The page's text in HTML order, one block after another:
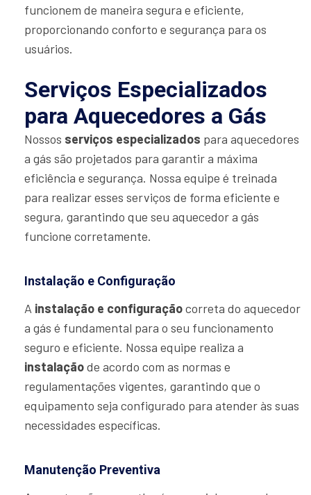
funcionem de maneira segura e eficiente,
proporcionando conforto e segurança para os
usuários.
Serviços Especializados
para Aquecedores a Gás
Nossos serviços especializados para aquecedores
a gás são projetados para garantir a máxima
eficiência e segurança. Nossa equipe é treinada
para realizar esses serviços de forma eficiente e
segura, garantindo que seu aquecedor a gás
funcione corretamente.
Instalação e Configuração
A instalação e configuraçãocorreta do aquecedor
a gás é fundamental para o seu funcionamento
seguro e eficiente. Nossa equipe realiza a
instalaçãode acordo com as normas e
regulamentações vigentes, garantindo que o
equipamento seja configurado para atender às suas
necessidades específicas.
Manutenção Preventiva